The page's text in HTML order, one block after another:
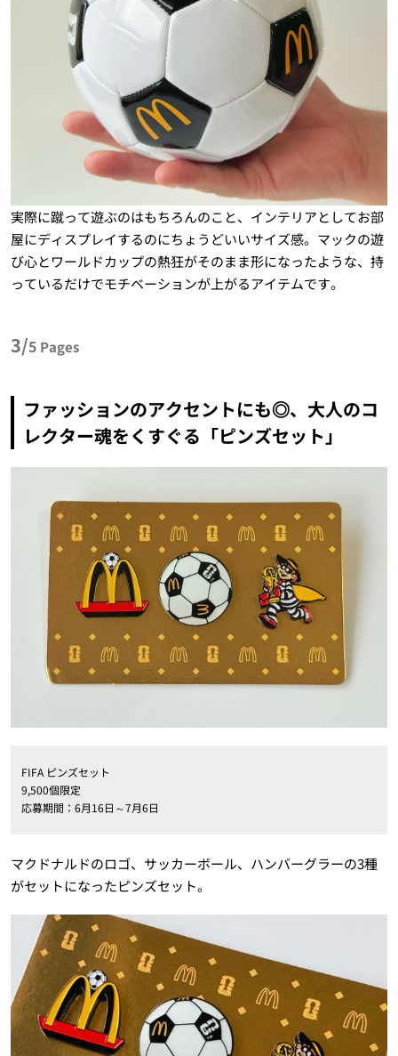
実際に蹴って遊ぶのはもちろんのこと、インテリアとしてお部
屋にディスプレイするのにちょうどいいサイズ感。マックの遊
び心とワールドカップの熱狂がそのまま形になったような、持
っているだけでモチベーションが上がるアイテムです。
3/5 Pages
ファッションのアクセントにも◎、大人のコ
レクター魂をくすぐる「ピンズセット」
FIFA ピンズセット
9,500個限定
応募期間：6月16日～7月6日
マクドナルドのロゴ、サッカーボール、ハンバーグラーの3種
がセットになったピンズセット。